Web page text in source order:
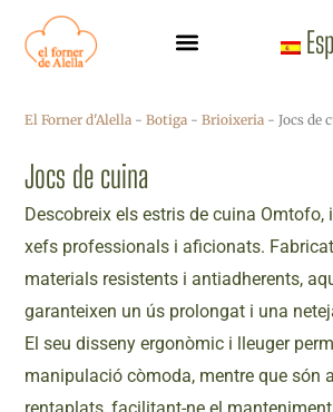
contingut
El Forner d'Alella -Botiga -Brioixeria -Jocs de
Jocs de cuina
Descobreix els estris de cuina Omtofo,
xefs professionals i aficionats.
materials resistents i antiadherents,
garanteixen un ús prolongat i una
El seu disseny ergonòmic i lleuger
manipulació còmoda, mentre que són